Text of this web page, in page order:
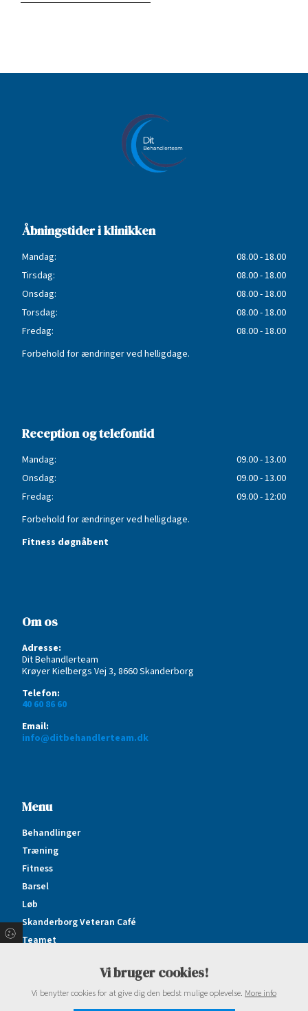
Åbningstider i klinikken
Mandag:
08.00 - 18.00
Tirsdag:
08.00 - 18.00
Onsdag:
08.00 - 18.00
Torsdag:
08.00 - 18.00
Fredag:
08.00 - 18.00
Forbehold for ændringer ved helligdage.
Reception og telefontid
Mandag:
09.00 - 13.00
Onsdag:
09.00 - 13.00
Fredag:
09.00 - 12:00
Forbehold for ændringer ved helligdage.
Fitness døgnåbent
Om os
Adresse:
Dit Behandlerteam
Krøyer Kielbergs Vej 3, 8660 Skanderborg
Telefon:
40 60 86 60
Email:
info@ditbehandlerteam.dk
Menu
Behandlinger
Træning
Fitness
Barsel
Løb
Skanderborg Veteran Café
Teamet
Vi bruger cookies!
Vi benytter cookies for at give dig den bedst mulige oplevelse. More info